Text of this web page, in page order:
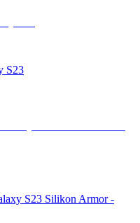
S23
S23 Silikon Armor -